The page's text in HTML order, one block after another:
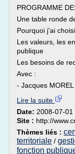
PROGRAMME
Une table ronde
Pourquoi j'ai
Les valeurs, les
publique
Les besoins de
Avec :
- Jacques
Lire la suite
Date: 2008-07-01
Site : http://
Thèmes liés :
territoriale /
fonction